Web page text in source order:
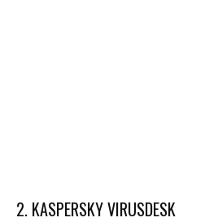
2. KASPERSKY VIRUSDESK